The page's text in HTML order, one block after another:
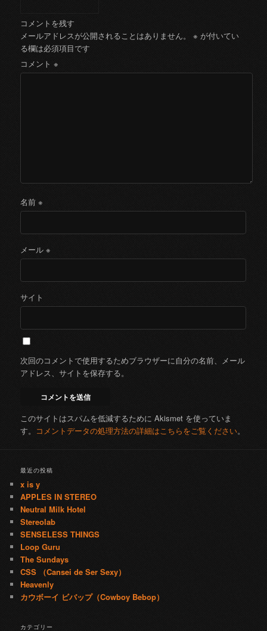
コメントを残す
メールアドレスが公開されることはありません。
※ が付いてい
る欄は必須項目です
コメント※
名前※
メール※
サイト
次回のコメントで使用するためブラウザーに自分の名前、メール
アドレス、サイトを保存する。
このサイトはスパムを低減するために Akismet を使っていま
す。 コメントデータの処理方法の詳細はこちらをご覧ください。
最近の投稿
x is y
APPLES IN STEREO
Neutral Milk Hotel
Stereolab
SENSELESS THINGS
Loop Guru
The Sundays
CSS （Cansei de Ser Sexy）
Heavenly
カウボーイ ビバップ（Cowboy Bebop）
カテゴリー